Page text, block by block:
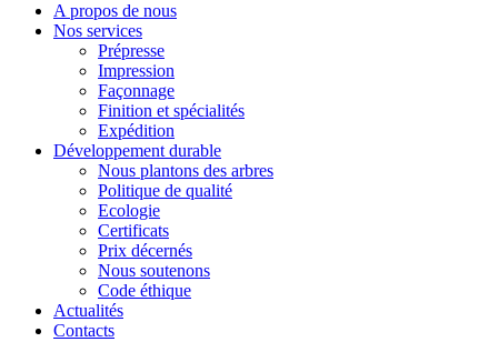
A propos de nous
Nos services
Prépresse
Impression
Façonnage
Finition et spécialités
Expédition
Développement durable
Nous plantons des arbres
Politique de qualité
Ecologie
Certificats
Prix décernés
Nous soutenons
Code éthique
Actualités
Contacts